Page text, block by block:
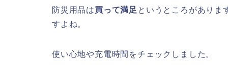
防災用品は買って満足というところがありま
すよね。
使い心地や充電時間をチェックしました。